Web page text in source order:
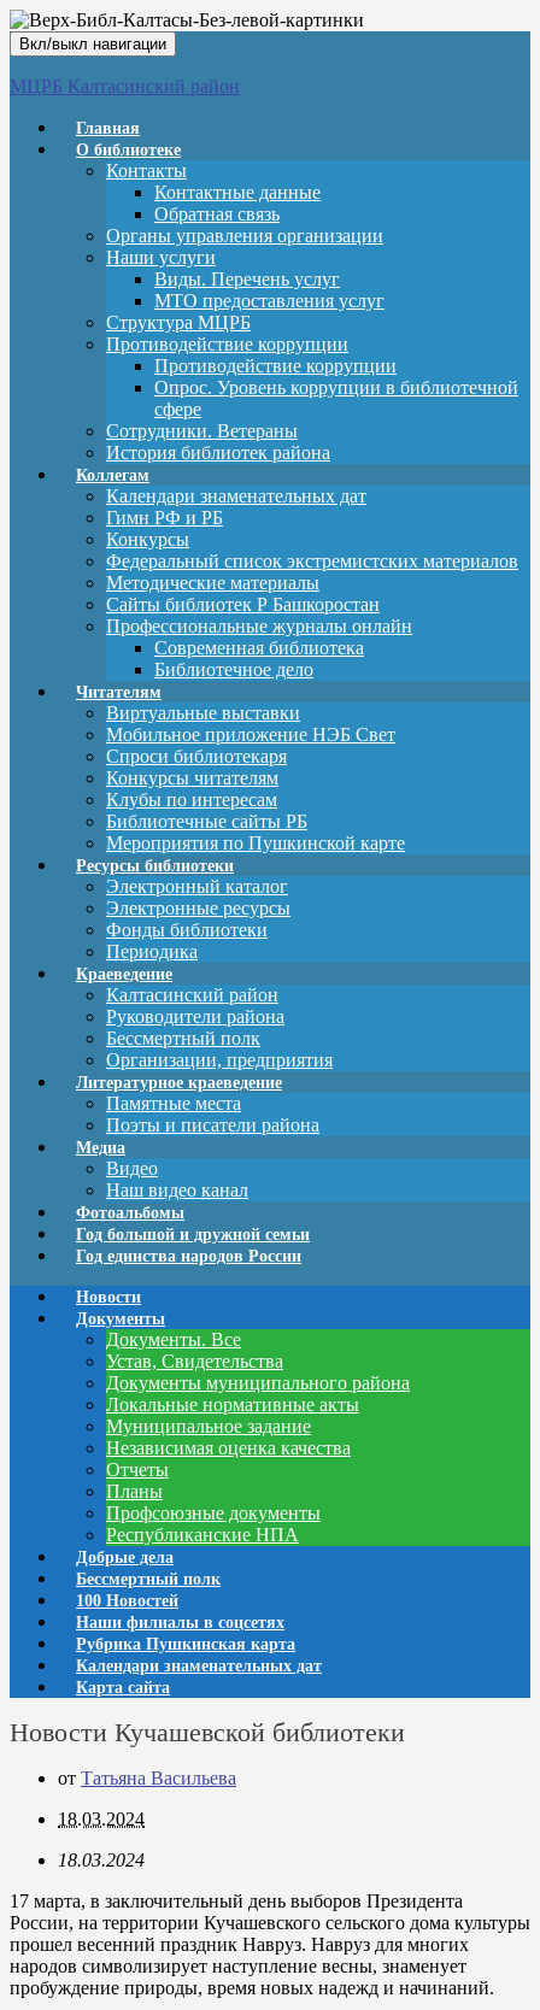
Вкл/выкл навигации
МЦРБ Калтасинский район
Главная
О библиотеке
Контакты
Контактные данные
Обратная связь
Органы управления организации
Наши услуги
Виды. Перечень услуг
МТО предоставления услуг
Структура МЦРБ
Противодействие коррупции
Противодействие коррупции
Опрос. Уровень коррупции в библиотечной
сфере
Сотрудники. Ветераны
История библиотек района
Коллегам
Календари знаменательных дат
Гимн РФ и РБ
Конкурсы
Федеральный список экстремистских материалов
Методические материалы
Сайты библиотек Р Башкоростан
Профессиональные журналы онлайн
Современная библиотека
Библиотечное дело
Читателям
Виртуальные выставки
Мобильное приложение НЭБ Свет
Спроси библиотекаря
Конкурсы читателям
Клубы по интересам
Библиотечные сайты РБ
Мероприятия по Пушкинской карте
Ресурсы библиотеки
Электронный каталог
Электронные ресурсы
Фонды библиотеки
Периодика
Краеведение
Калтасинский район
Руководители района
Бессмертный полк
Организации, предприятия
Литературное краеведение
Памятные места
Поэты и писатели района
Медиа
Видео
Наш видео канал
Фотоальбомы
Год большой и дружной семьи
Год единства народов России
Новости
Документы
Документы. Все
Устав, Свидетельства
Документы муниципального района
Локальные нормативные акты
Муниципальное задание
Независимая оценка качества
Отчеты
Планы
Профсоюзные документы
Республиканские НПА
Добрые дела
Бессмертный полк
100 Новостей
Наши филиалы в соцсетях
Рубрика Пушкинская карта
Календари знаменательных дат
Карта сайта
Новости Кучашевской библиотеки
от Татьяна Васильева
18.03.2024
18.03.2024
17 марта, в заключительный день выборов Президента
России, на территории Кучашевского сельского дома культуры
прошел весенний праздник Навруз. Навруз для многих
народов символизирует наступление весны, знаменует
пробуждение природы, время новых надежд и начинаний.